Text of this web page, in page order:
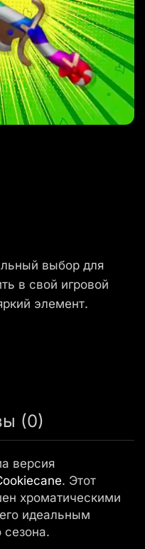
выбор для
в свой игровой
элемент.
(0)
версия
. Этот
хроматическими
идеальным
сезона.